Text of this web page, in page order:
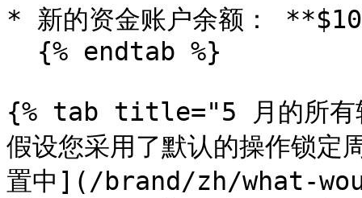
* 新的资金账户余额：
{% tab title="5 月的所有
假设您采用了默认的操作锁
置中](/brand/zh/what-